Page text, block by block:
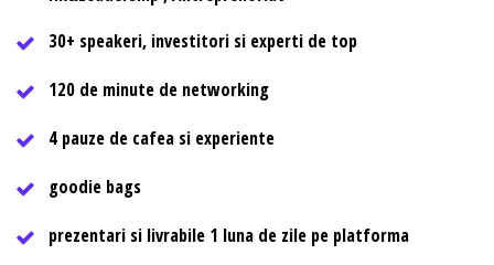
30+ speakeri, investitori si experti de top
120 de minute de networking
4 pauze de cafea si experiente
goodie bags
prezentari si livrabile 1 luna de zile pe platforma